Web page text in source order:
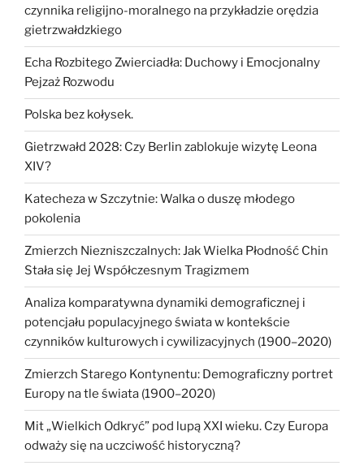
czynnika religijno-moralnego na przykładzie orędzia
gietrzwałdzkiego
Echa Rozbitego Zwierciadła: Duchowy i Emocjonalny
Pejzaż Rozwodu
Polska bez kołysek.
Gietrzwałd 2028: Czy Berlin zablokuje wizytę Leona
XIV?
Katecheza w Szczytnie: Walka o duszę młodego
pokolenia
Zmierzch Niezniszczalnych: Jak Wielka Płodność Chin
Stała się Jej Współczesnym Tragizmem
Analiza komparatywna dynamiki demograficznej i
potencjału populacyjnego świata w kontekście
czynników kulturowych i cywilizacyjnych (1900–2020)
Zmierzch Starego Kontynentu: Demograficzny portret
Europy na tle świata (1900–2020)
Mit „Wielkich Odkryć” pod lupą XXI wieku. Czy Europa
odważy się na uczciwość historyczną?